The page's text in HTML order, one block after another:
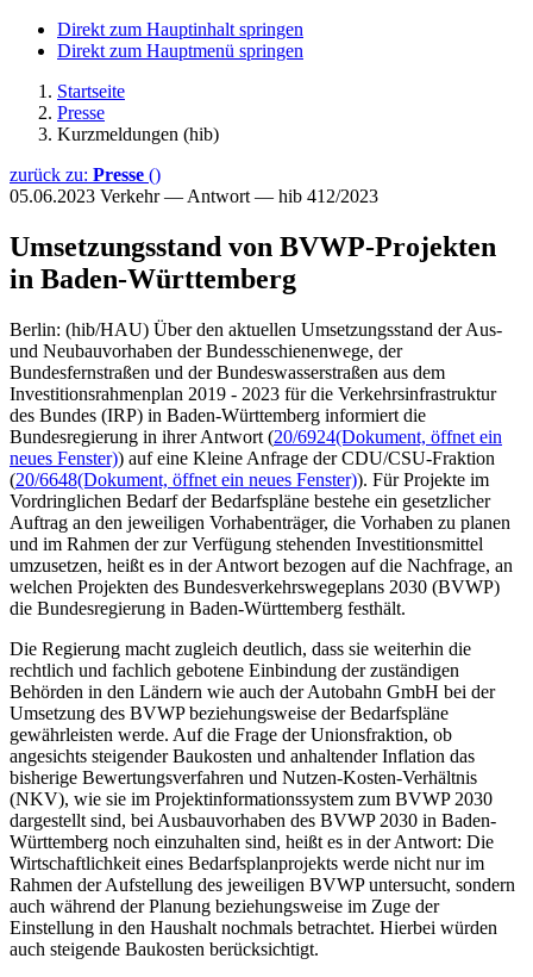
Direkt zum Hauptinhalt springen
Direkt zum Hauptmenü springen
Startseite
Presse
Kurzmeldungen (hib)
zurück zu: Presse ()
05.06.2023 Verkehr — Antwort — hib 412/2023
Umsetzungsstand von BVWP-Projekten
in Baden-Württemberg
Berlin: (hib/HAU) Über den aktuellen Umsetzungsstand der Aus-
und Neubauvorhaben der Bundesschienenwege, der
Bundesfernstraßen und der Bundeswasserstraßen aus dem
Investitionsrahmenplan 2019 - 2023 für die Verkehrsinfrastruktur
des Bundes (IRP) in Baden-Württemberg informiert die
Bundesregierung in ihrer Antwort (20/6924(Dokument, öffnet ein
neues Fenster)) auf eine Kleine Anfrage der CDU/CSU-Fraktion
(20/6648(Dokument, öffnet ein neues Fenster)). Für Projekte im
Vordringlichen Bedarf der Bedarfspläne bestehe ein gesetzlicher
Auftrag an den jeweiligen Vorhabenträger, die Vorhaben zu planen
und im Rahmen der zur Verfügung stehenden Investitionsmittel
umzusetzen, heißt es in der Antwort bezogen auf die Nachfrage, an
welchen Projekten des Bundesverkehrswegeplans 2030 (BVWP)
die Bundesregierung in Baden-Württemberg festhält.
Die Regierung macht zugleich deutlich, dass sie weiterhin die
rechtlich und fachlich gebotene Einbindung der zuständigen
Behörden in den Ländern wie auch der Autobahn GmbH bei der
Umsetzung des BVWP beziehungsweise der Bedarfspläne
gewährleisten werde. Auf die Frage der Unionsfraktion, ob
angesichts steigender Baukosten und anhaltender Inflation das
bisherige Bewertungsverfahren und Nutzen-Kosten-Verhältnis
(NKV), wie sie im Projektinformationssystem zum BVWP 2030
dargestellt sind, bei Ausbauvorhaben des BVWP 2030 in Baden-
Württemberg noch einzuhalten sind, heißt es in der Antwort: Die
Wirtschaftlichkeit eines Bedarfsplanprojekts werde nicht nur im
Rahmen der Aufstellung des jeweiligen BVWP untersucht, sondern
auch während der Planung beziehungsweise im Zuge der
Einstellung in den Haushalt nochmals betrachtet. Hierbei würden
auch steigende Baukosten berücksichtigt.